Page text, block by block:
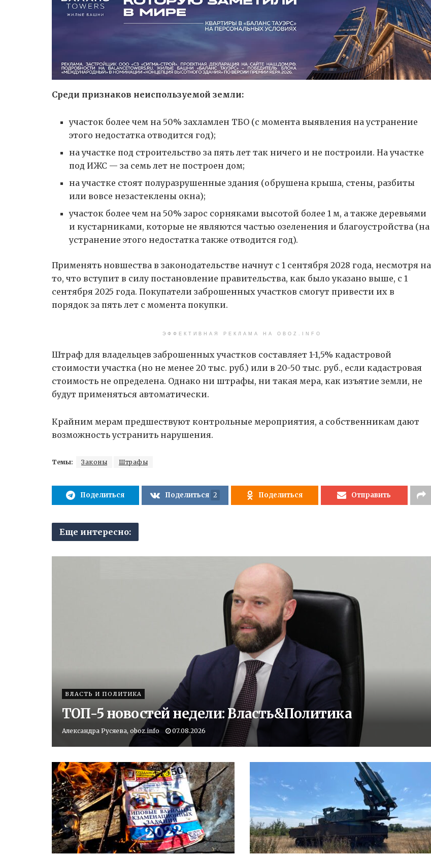
Среди признаков неиспользуемой земли:
участок более чем на 50% захламлен ТБО (с момента выявления на устранение
этого недостатка отводится год);
на участке под строительство за пять лет так ничего и не построили. На участке
под ИЖС — за семь лет не построен дом;
на участке стоят полуразрушенные здания (обрушена крыша, стены, разбиты
или вовсе незастеклены окна);
участок более чем на 50% зарос сорняками высотой более 1 м, а также деревьями
и кустарниками, которые не являются частью озеленения и благоустройства (на
устранение этого недостатка также отводится год).
Применять новшества в законодательстве начнут с 1 сентября 2028 года, несмотря на
то, что вступит в силу постановление правительства, как было указано выше, с 1
сентября 2025 года. Покупатели заброшенных участков смогут привести их в
порядок за пять лет с момента покупки.
ЭФФЕКТИВНАЯ РЕКЛАМА НА OBOZ.INFO
Штраф для владельцев заброшенных участков составляет 1-1,5% кадастровой
стоимости участка (но не менее 20 тыс. руб.) или в 20-50 тыс. руб., если кадастровая
стоимость не определена. Однако ни штрафы, ни такая мера, как изъятие земли, не
будут применяться автоматически.
Крайним мерам предшествуют контрольные мероприятия, а собственникам дают
возможность устранить нарушения.
Темы: Законы Штрафы
Поделиться Поделиться 2 Поделиться Отправить
Еще интересно:
ВЛАСТЬ И ПОЛИТИКА
ТОП-5 новостей недели: Власть&Политика
Александра Русяева, oboz.info 07.08.2026